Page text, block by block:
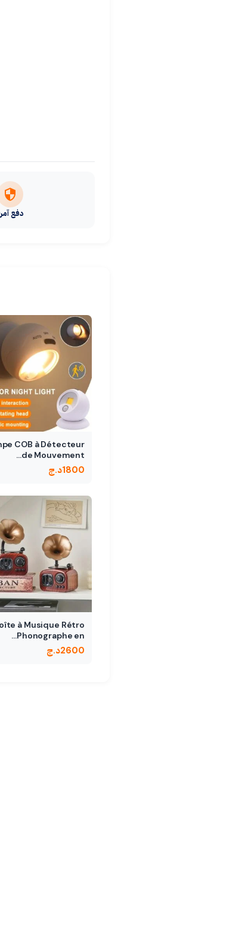
دفع
COB à Détecteur
de Mouvement…
1800د.ج
à Musique Rétro
Phonographe en…
2600د.ج